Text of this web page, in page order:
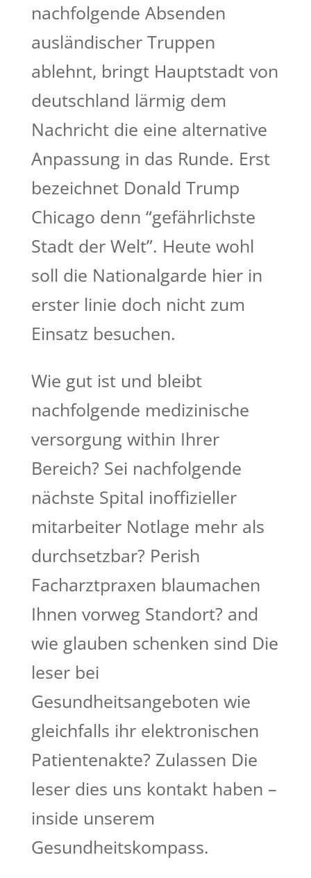
nachfolgende Absenden
ausländischer Truppen
ablehnt, bringt Hauptstadt von
deutschland lärmig dem
Nachricht die eine alternative
Anpassung in das Runde. Erst
bezeichnet Donald Trump
Chicago denn “gefährlichste
Stadt der Welt”. Heute wohl
soll die Nationalgarde hier in
erster linie doch nicht zum
Einsatz besuchen.
Wie gut ist und bleibt
nachfolgende medizinische
versorgung within Ihrer
Bereich? Sei nachfolgende
nächste Spital inoffizieller
mitarbeiter Notlage mehr als
durchsetzbar? Perish
Facharztpraxen blaumachen
Ihnen vorweg Standort? and
wie glauben schenken sind Die
leser bei
Gesundheitsangeboten wie
gleichfalls ihr elektronischen
Patientenakte? Zulassen Die
leser dies uns kontakt haben –
inside unserem
Gesundheitskompass.